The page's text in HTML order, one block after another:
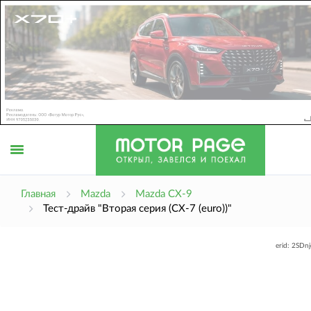
Главная Mazda
Mazda CX-9
Тест-драйв "Вторая серия (CX-7 (euro))"
erid: